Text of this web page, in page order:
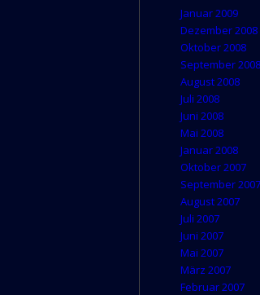
Januar 2009
Dezember 2008
Oktober 2008
September 2008
August 2008
Juli 2008
Juni 2008
Mai 2008
Januar 2008
Oktober 2007
September 2007
August 2007
Juli 2007
Juni 2007
Mai 2007
März 2007
Februar 2007